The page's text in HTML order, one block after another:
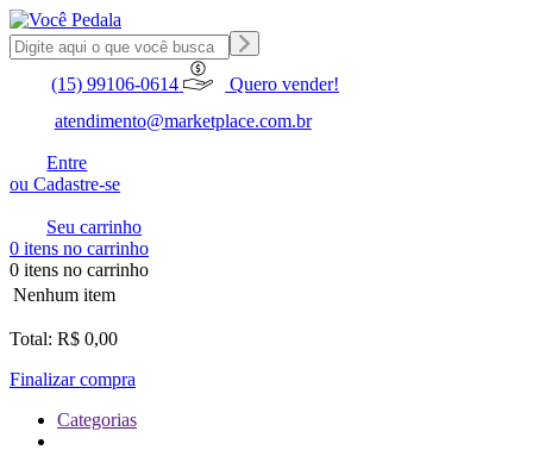
(15) 99106-0614
Quero vender!
atendimento@marketplace.com.br
Entre
ou Cadastre-se
Seu carrinho
0 itens no carrinho
0 itens no carrinho
Nenhum item
Total: R$ 0,00
Finalizar compra
Categorias